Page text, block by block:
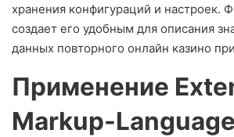
хранения конфигураций и настроек.
создает его удобным для описания
данных повторного онлайн казино
Применение
Markup-Language